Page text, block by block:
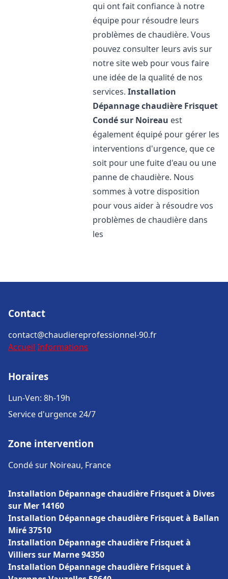
qui ont fait confiance à notre
équipe pour résoudre leurs
problèmes de chaudière. Vous
pouvez consulter leurs avis sur
notre site web pour vous faire
une idée de la qualité de nos
services.Installation
Dépannage chaudière Frisquet
Condé sur Noireau est
également équipé pour gérer les
interventions d'urgence, que ce
soit pour une fuite d'eau ou une
panne de chaudière. Nous
sommes à votre disposition
pour vous aider à résoudre vos
problèmes de chaudière dans
les
Contact
contact@chaudiereprofessionnel-90.fr
Accueil Informations
Horaires
Lun-Ven: 8h-19h
Service d'urgence 24/7
Zone intervention
Condé sur Noireau, France
Installation Dépannage chaudière Frisquet à Dives
sur Mer 14160
Installation Dépannage chaudière Frisquet à Ballan
Miré 37510
Installation Dépannage chaudière Frisquet à
Villiers sur Marne 94350
Installation Dépannage chaudière Frisquet à